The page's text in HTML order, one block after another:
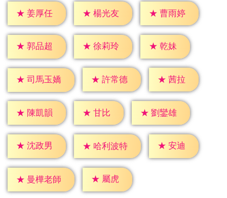
★ 姜厚任 ★ 楊光友 ★ 曹雨婷
★ 郭品超 ★ 徐莉玲 ★ 乾妹
★ 司馬玉嬌 ★ 許常德 ★ 茜拉
★ 陳凱韻 ★ 甘比 ★ 劉鑾雄
★ 沈政男 ★ 哈利波特 ★ 安迪
★ 曼樺老師 ★ 屬虎